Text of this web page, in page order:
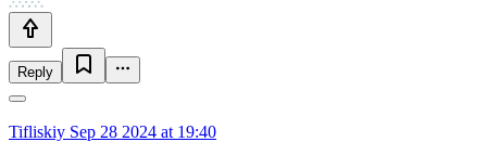
Reply
Tifliskiy Sep 28 2024 at 19:40